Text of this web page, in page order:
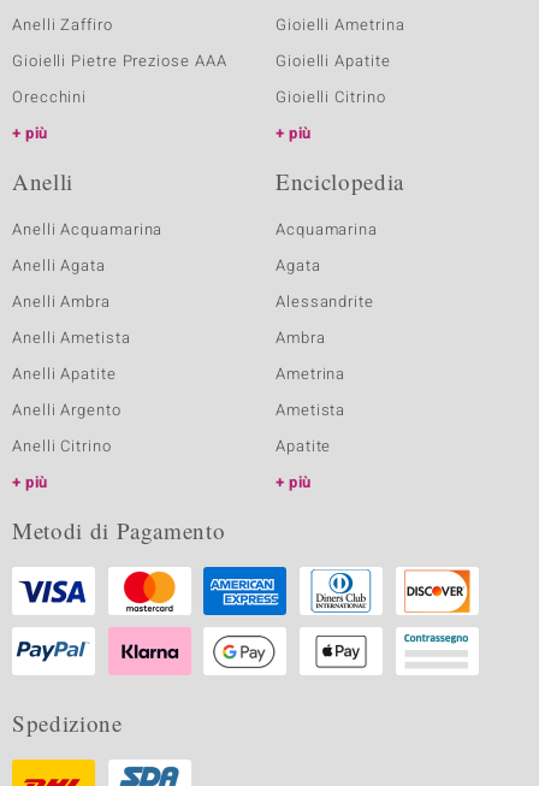
Anelli Zaffiro
Gioielli Pietre Preziose AAA
Orecchini
più
Gioielli Ametrina
Gioielli Apatite
Gioielli Citrino
più
Anelli
Anelli Acquamarina
Anelli Agata
Anelli Ambra
Anelli Ametista
Anelli Apatite
Anelli Argento
Anelli Citrino
più
Enciclopedia
Acquamarina
Agata
Alessandrite
Ambra
Ametrina
Ametista
Apatite
più
Metodi di Pagamento
Spedizione